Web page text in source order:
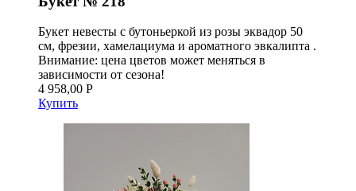
Букет невесты с бутоньеркой из розы эквадор 50
см, фрезии, хамелациума и ароматного эвкалипта .
Внимание: цена цветов может меняться в
зависимости от сезона!
4 958,00 Р
Купить